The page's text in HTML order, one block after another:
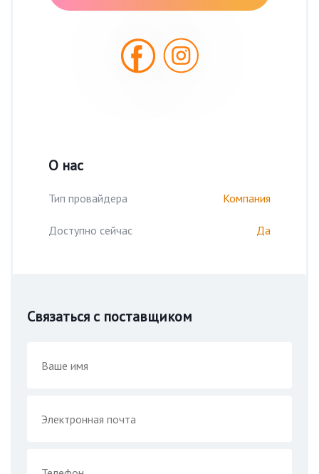
О нас
Тип провайдера Компания
Доступно сейчас Да
Связаться с поставщиком